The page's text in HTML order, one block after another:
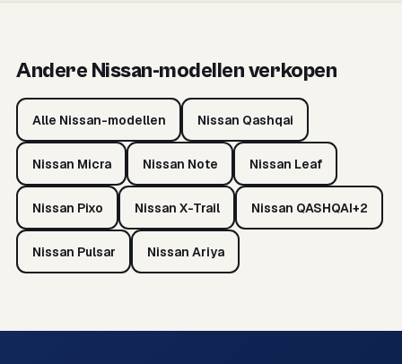
Andere Nissan-modellen verkopen
Alle Nissan-modellen Nissan Qashqai
Nissan Micra Nissan Note Nissan Leaf
Nissan Pixo Nissan X-Trail Nissan QASHQAI+2
Nissan Pulsar Nissan Ariya